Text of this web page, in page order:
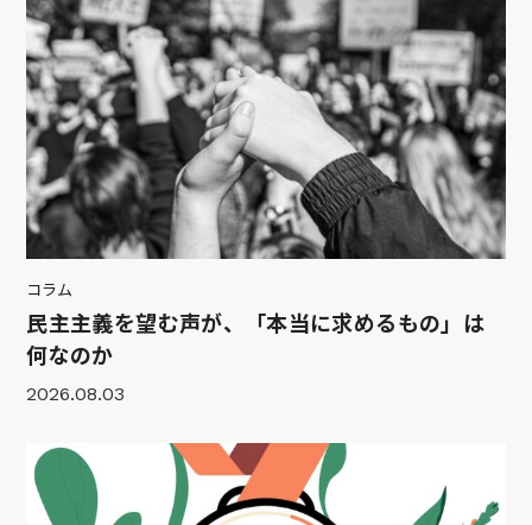
コラム
民主主義を望む声が、「本当に求めるもの」は
何なのか
2026.08.03